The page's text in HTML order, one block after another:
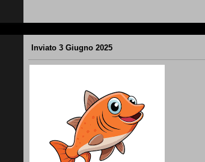
Inviato 3 Giugno 2025